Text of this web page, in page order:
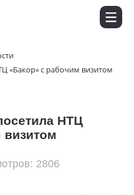
«Бакор» с рабочим визитом
НТЦ
визитом
2806